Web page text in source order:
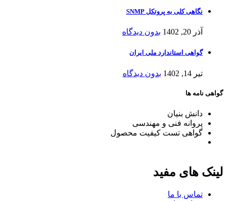
نگاهی کلی به پروتکل SNMP
آذر 20, 1402 بدون دیدگاه
گواهی استاندارد ملی ایران
تیر 14, 1402 بدون دیدگاه
گواهی نامه ها
دانش بنیان
پروانه فنی و مهندسی
گواهی تست کیفیت محصول
لینک های مفید
تماس با ما